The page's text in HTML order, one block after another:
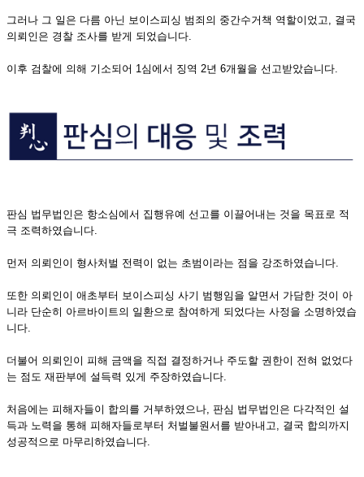
그러나 그 일은 다름 아닌 보이스피싱 범죄의 중간수거책 역할이었고, 결국
의뢰인은 경찰 조사를 받게 되었습니다.
이후 검찰에 의해 기소되어 1심에서 징역 2년 6개월을 선고받았습니다.
판심 법무법인은 항소심에서 집행유예 선고를 이끌어내는 것을 목표로 적
극 조력하였습니다.
먼저 의뢰인이 형사처벌 전력이 없는 초범이라는 점을 강조하였습니다.
또한 의뢰인이 애초부터 보이스피싱 사기 범행임을 알면서 가담한 것이 아
니라 단순히 아르바이트의 일환으로 참여하게 되었다는 사정을 소명하였습
니다.
더불어 의뢰인이 피해 금액을 직접 결정하거나 주도할 권한이 전혀 없었다
는 점도 재판부에 설득력 있게 주장하였습니다.
처음에는 피해자들이 합의를 거부하였으나, 판심 법무법인은 다각적인 설
득과 노력을 통해 피해자들로부터 처벌불원서를 받아내고, 결국 합의까지
성공적으로 마무리하였습니다.